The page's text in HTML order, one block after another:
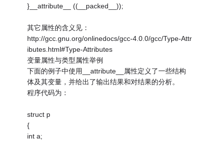
}__attribute__ ((__packed__));
其它属性的含义见：
http://gcc.gnu.org/onlinedocs/gcc-4.0.0/gcc/Type-Attr
ibutes.html#Type-Attributes
变量属性与类型属性举例
下面的例子中使用__attribute__属性定义了一些结构
体及其变量，并给出了输出结果和对结果的分析。
程序代码为：
struct p
{
int a;